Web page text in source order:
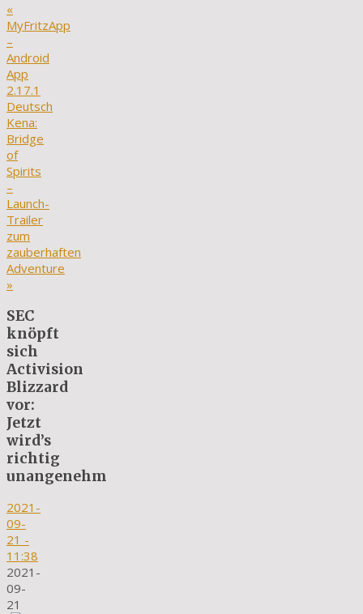
«
MyFritzApp
–
Android
App
2.17.1
Deutsch
Kena:
Bridge
of
Spirits
–
Launch-
Trailer
zum
zauberhaften
Adventure
»
SEC
knöpft
sich
Activision
Blizzard
vor:
Jetzt
wird’s
richtig
unangenehm
2021-
09-
21 -
11:38
2021-
09-
21